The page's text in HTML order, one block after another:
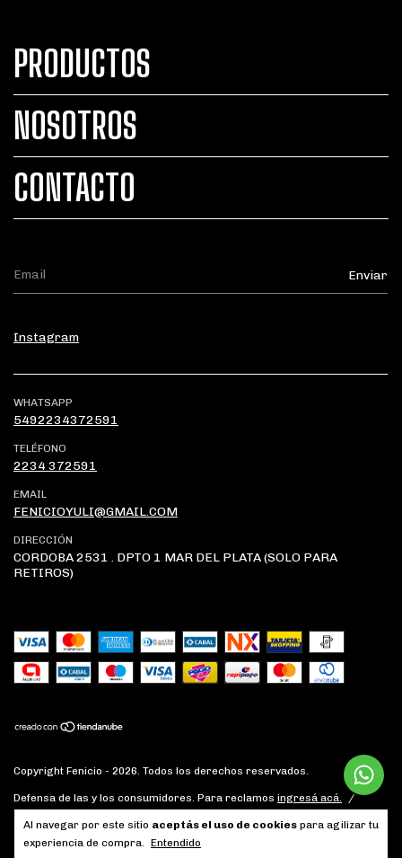
Al navegar por este sitio aceptás el uso de cookies para agilizar tu
experiencia de compra. Entendido
PRODUCTOS
NOSOTROS
CONTACTO
Instagram
WHATSAPP
5492234372591
TELÉFONO
2234 372591
EMAIL
FENICIOYULI@GMAIL.COM
DIRECCIÓN
CORDOBA 2531 . DPTO 1 MAR DEL PLATA (SOLO PARA
RETIROS)
Copyright Fenicio - 2026. Todos los derechos reservados.
Defensa de las y los consumidores. Para reclamos ingresá acá.
/
Botón de arrepentimiento